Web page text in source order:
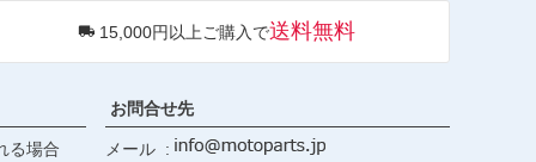
へ
15,000円以上ご購入で送料無料
る場合
お問合せ先
メール